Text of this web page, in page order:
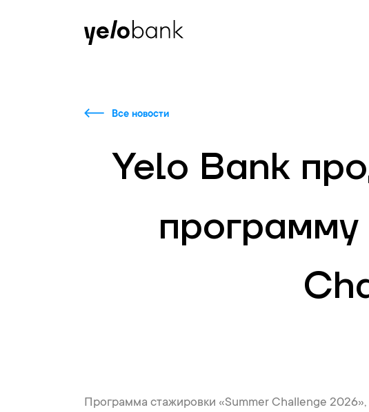
Все новости
Yelo Bank
Программа стажировки «Summer Challenge